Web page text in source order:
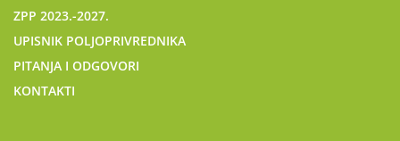
ZPP 2023.-2027.
UPISNIK POLJOPRIVREDNIKA
PITANJA I ODGOVORI
KONTAKTI